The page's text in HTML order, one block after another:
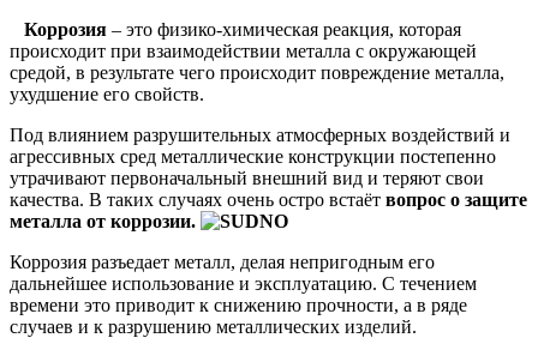
Коррозия – это физико-химическая реакция, которая
происходит при взаимодействии металла с окружающей
средой, в результате чего происходит повреждение металла,
ухудшение его свойств.
Под влиянием разрушительных атмосферных воздействий и
агрессивных сред металлические конструкции постепенно
утрачивают первоначальный внешний вид и теряют свои
качества. В таких случаях очень остро встаёт вопрос о защите
металла от коррозии.
Коррозия разъедает металл, делая непригодным его
дальнейшее использование и эксплуатацию. С течением
времени это приводит к снижению прочности, а в ряде
случаев и к разрушению металлических изделий.